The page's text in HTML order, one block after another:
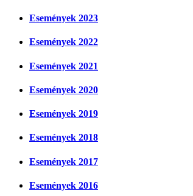
Események 2023
Események 2022
Események 2021
Események 2020
Események 2019
Események 2018
Események 2017
Események 2016